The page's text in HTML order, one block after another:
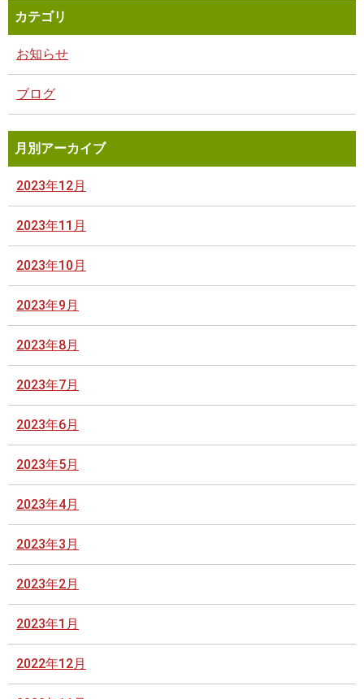
カテゴリ
お知らせ
ブログ
月別アーカイブ
2023年12月
2023年11月
2023年10月
2023年9月
2023年8月
2023年7月
2023年6月
2023年5月
2023年4月
2023年3月
2023年2月
2023年1月
2022年12月